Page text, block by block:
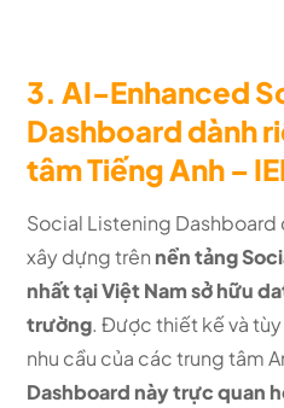
3. AI-Enhanced
Dashboard dành
tâm Tiếng Anh –
Social Listening
xây dựng trên nền tảng
nhất tại Việt Nam sở hữu
trường. Được thiết kế và
nhu cầu của các trung tâm
Dashboard này trực quan